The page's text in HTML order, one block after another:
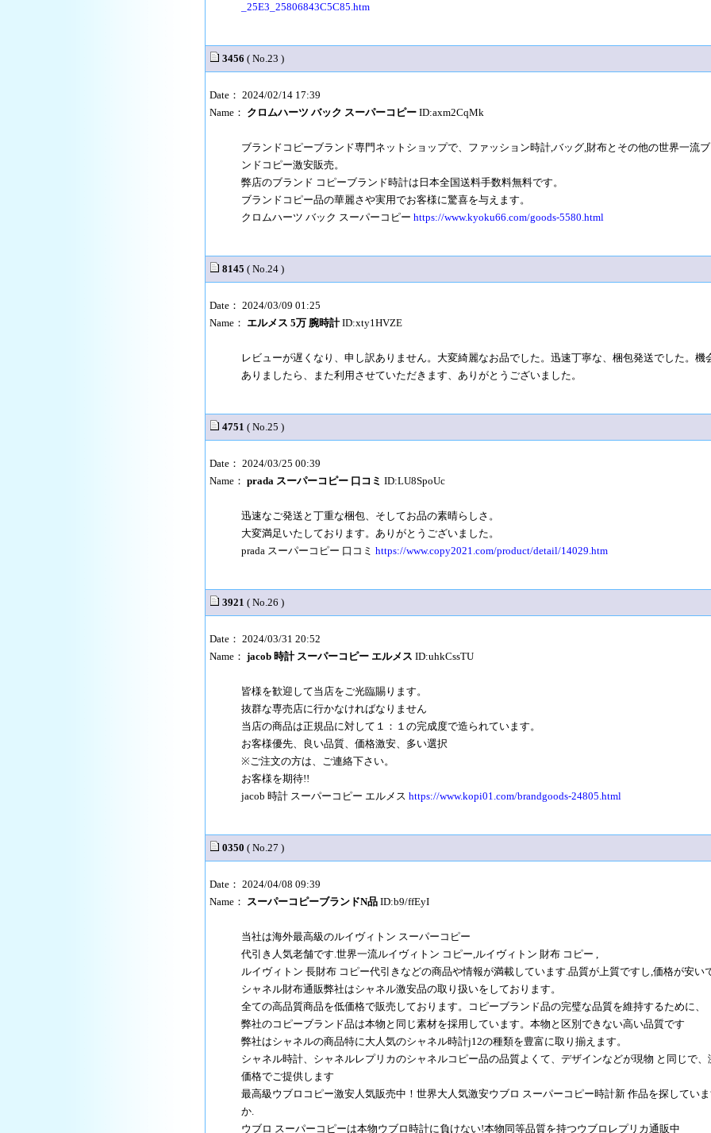
_25E3_25806843C5C85.htm
3456 ( No.23 )
Date： 2024/02/14 17:39
Name： クロムハーツ バック スーパーコピー ID:axm2CqMk
ブランドコピーブランド専門ネットショップで、ファッション時計,バッグ,財布とその他の世界一流
ンドコピー激安販売。
弊店のブランド コピーブランド時計は日本全国送料手数料無料です。
ブランドコピー品の華麗さや実用でお客様に驚喜を与えます。
クロムハーツ バック スーパーコピー https://www.kyoku66.com/goods-5580.html
8145 ( No.24 )
Date： 2024/03/09 01:25
Name： エルメス 5万 腕時計ID:xty1HVZE
レビューが遅くなり、申し訳ありません。大変綺麗なお品でした。迅速丁寧な、梱包発送でした。機
ありましたら、また利用させていただきます、ありがとうございました。
4751 ( No.25 )
Date： 2024/03/25 00:39
Name： prada スーパーコピー 口コミ ID:LU8SpoUc
迅速なご発送と丁重な梱包、そしてお品の素晴らしさ。
大変満足いたしております。ありがとうございました。
prada スーパーコピー 口コミ https://www.copy2021.com/product/detail/14029.htm
3921 ( No.26 )
Date： 2024/03/31 20:52
Name： jacob 時計 スーパーコピー エルメス ID:uhkCssTU
皆様を歓迎して当店をご光臨賜ります。
抜群な専売店に行かなければなりません
当店の商品は正規品に対して１：１の完成度で造られています。
お客様優先、良い品質、価格激安、多い選択
※ご注文の方は、ご連絡下さい。
お客様を期待!!
jacob 時計 スーパーコピー エルメス https://www.kopi01.com/brandgoods-24805.html
0350 ( No.27 )
Date： 2024/04/08 09:39
Name： スーパーコピーブランドN品 ID:b9/ffEyI
当社は海外最高級のルイヴィトン スーパーコピー
代引き人気老舗です.世界一流ルイヴィトン コピー,ルイヴィトン 財布 コピー ,
ルイヴィトン 長財布 コピー代引きなどの商品や情報が満載しています.品質が上質ですし,価格が安い
シャネル財布通販弊社はシャネル激安品の取り扱いをしております。
全ての高品質商品を低価格で販売しております。コピーブランド品の完璧な品質を維持するために、
弊社のコピーブランド品は本物と同じ素材を採用しています。本物と区別できない高い品質です
弊社はシャネルの商品特に大人気のシャネル時計j12の種類を豊富に取り揃えます。
シャネル時計、シャネルレプリカのシャネルコピー品の品質よくて、デザインなどが現物 と同じで、
価格でご提供します
最高級ウブロコピー激安人気販売中！世界大人気激安ウブロ スーパーコピー時計新 作品を探してい
か.
ウブロ スーパーコピーは本物ウブロ時計に負けない!本物同等品質を持つウブロレプリカ通販中